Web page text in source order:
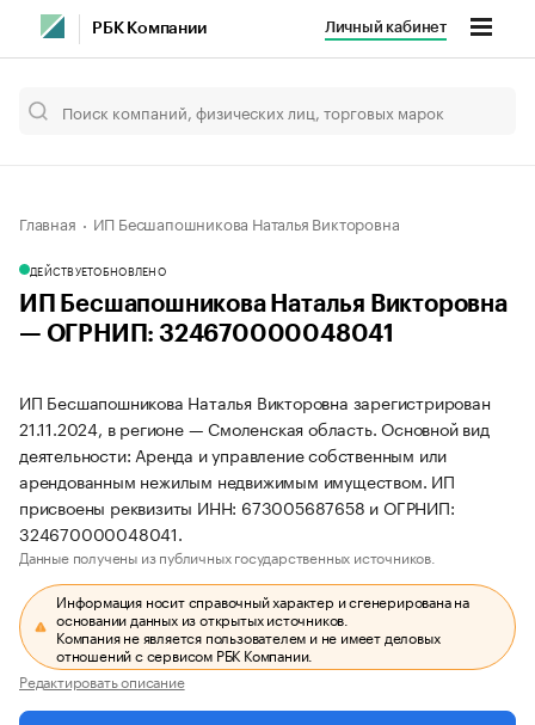
РБК Компании Личный кабинет
Главная ИП Бесшапошникова Наталья Викторовна
ДЕЙСТВУЕТОБНОВЛЕНО
ИП Бесшапошникова Наталья Викторовна
— ОГРНИП: 324670000048041
ИП Бесшапошникова Наталья Викторовна зарегистрирован
21.11.2024, в регионе — Смоленская область. Основной вид
деятельности: Аренда и управление собственным или
арендованным нежилым недвижимым имуществом. ИП
присвоены реквизиты ИНН: 673005687658 и ОГРНИП:
324670000048041.
Данные получены из публичных государственных источников.
Информация носит справочный характер и сгенерирована на
основании данных из открытых источников.
Компания не является пользователем и не имеет деловых
отношений с сервисом РБК Компании.
Редактировать описание